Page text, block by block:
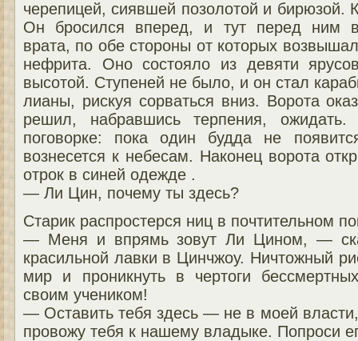
черепицей, сиявшей позолотой и бирюзой.
Он бросился вперед, и тут перед ним
врата, по обе стороны от которых
нефрита. Оно состояло из девяти
высотой. Ступеней не было, и он стал
лианы, рискуя сорваться вниз. Ворота
решил, набравшись терпения,
поговорке: пока один будда не
вознесется к небесам. Наконец ворота
отрок в синей одежде .
— Ли Цин, почему ты здесь?
Старик распростерся ниц в почтительном
— Меня и впрямь зовут Ли Цином, —
красильной лавки в Цинчжоу. Ничтожный
мир и проникнуть в чертоги
своим учеником!
— Оставить тебя здесь — не в моей
провожу тебя к нашему владыке. Попроси